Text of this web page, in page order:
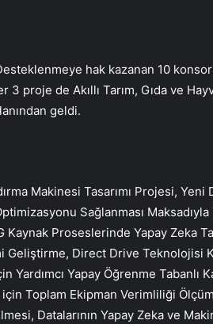
hak kazanan 10
proje de Akıllı Tarım, Gıda ve
geldi.
Makinesi Tasarımı Projesi, Yeni
Sağlanması Maksadıyla
Proseslerinde Yapay Zeka
Geliştirme, Direct Drive Teknolojisi
Yapay Öğrenme Tabanlı
Toplam Ekipman Verimliliği
Datalarının Yapay Zeka ve